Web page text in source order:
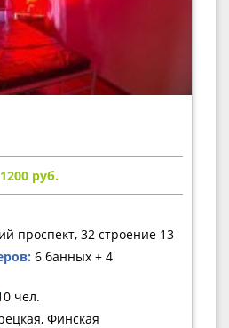
руб.
проспект, 32 строение 13
6 банных + 4
чел.
Финская